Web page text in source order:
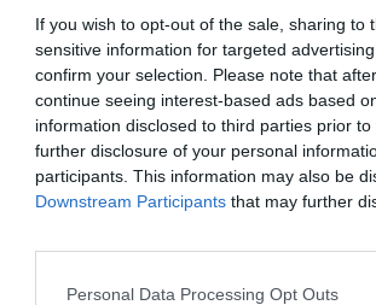
If you wish to opt-out of the sale, sharing
sensitive information for targeted
confirm your selection. Please note that
continue seeing interest-based ads based
information disclosed to third parties prior
further disclosure of your personal
participants. This information may also be
Downstream Participants that may further
Personal Data Processing Opt Outs